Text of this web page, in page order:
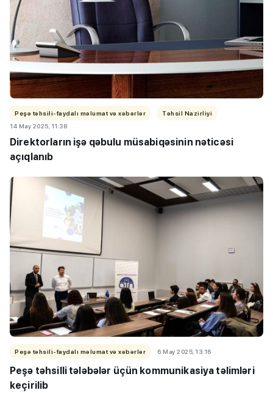
Peşə təhsili-faydalı məlumat və xəbərlər
Təhsil Nazirliyi
14 May 2025, 11:38
Direktorların işə qəbulu müsabiqəsinin nəticəsi
açıqlanıb
Peşə təhsili-faydalı məlumat və xəbərlər 6 May 2025, 13:16
Peşə təhsilli tələbələr üçün kommunikasiya təlimləri
keçirilib